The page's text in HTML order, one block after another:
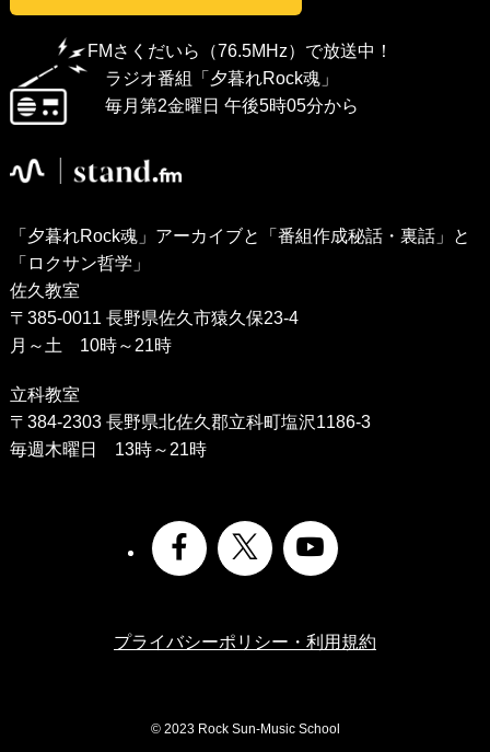
FMさくだいら（76.5MHz）で放送中！
ラジオ番組「夕暮れRock魂」
毎月第2金曜日 午後5時05分から
「夕暮れRock魂」アーカイブと「番組作成秘話・裏話」と
「ロクサン哲学」
佐久教室
〒385-0011 長野県佐久市猿久保23-4
月～土 10時～21時
立科教室
〒384-2303 長野県北佐久郡立科町塩沢1186-3
毎週木曜日 13時～21時
プライバシーポリシー・利用規約
©2023 Rock Sun-Music School